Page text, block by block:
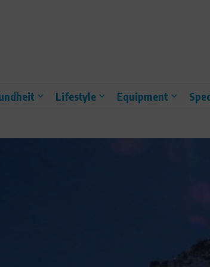
Lifestyle Equipment